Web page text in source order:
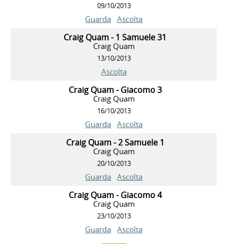
09/10/2013
Guarda Ascolta
Craig Quam - 1 Samuele 31
Craig Quam
13/10/2013
Ascolta
Craig Quam - Giacomo 3
Craig Quam
16/10/2013
Guarda Ascolta
Craig Quam - 2 Samuele 1
Craig Quam
20/10/2013
Guarda Ascolta
Craig Quam - Giacomo 4
Craig Quam
23/10/2013
Guarda Ascolta